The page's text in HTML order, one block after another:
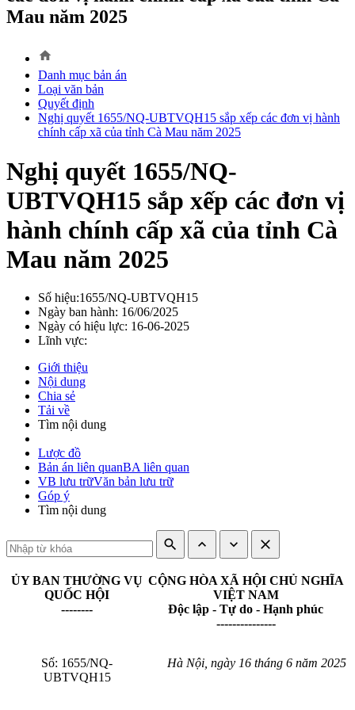
Mau năm 2025
home
Danh mục bản án
Loại văn bản
Quyết định
Nghị quyết 1655/NQ-UBTVQH15 sắp xếp các đơn vị hành
chính cấp xã của tỉnh Cà Mau năm 2025
Nghị quyết 1655/NQ-
UBTVQH15 sắp xếp các đơn vị
hành chính cấp xã của tỉnh Cà
Mau năm 2025
Số hiệu:1655/NQ-UBTVQH15
Ngày ban hành: 16/06/2025
Ngày có hiệu lực: 16-06-2025
Lĩnh vực:
Giới thiệu
Nội dung
Chia sẻ
Tải về
Tìm nội dung
Lược đồ
Bản án liên quanBA liên quan
VB lưu trữVăn bản lưu trữ
Góp ý
Tìm nội dung
search expand_less expand_more close
ỦY BAN THƯỜNG VỤ
QUỐC HỘI
--------
CỘNG HÒA XÃ HỘI CHỦ NGHĨA
VIỆT NAM
Độc lập - Tự do - Hạnh phúc
---------------
Số: 1655/NQ-
UBTVQH15
Hà Nội, ngày 16 tháng 6 năm 2025